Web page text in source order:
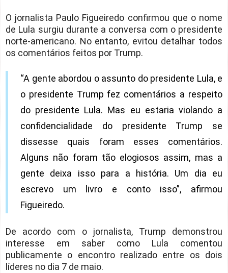
O jornalista Paulo Figueiredo confirmou que o nome
de Lula surgiu durante a conversa com o presidente
norte-americano. No entanto, evitou detalhar todos
os comentários feitos por Trump.
“A gente abordou o assunto do presidente Lula, e
o presidente Trump fez comentários a respeito
do presidente Lula. Mas eu estaria violando a
confidencialidade do presidente Trump se
dissesse quais foram esses comentários.
Alguns não foram tão elogiosos assim, mas a
gente deixa isso para a história. Um dia eu
escrevo um livro e conto isso”, afirmou
Figueiredo.
De acordo com o jornalista, Trump demonstrou
interesse em saber como Lula comentou
publicamente o encontro realizado entre os dois
líderes no dia 7 de maio.